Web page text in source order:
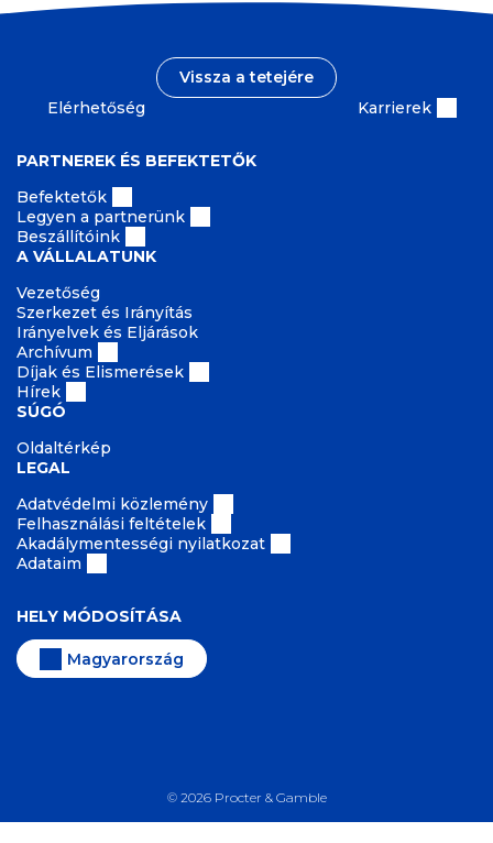
Vissza a tetejére
Elérhetőség
Karrierek
PARTNEREK ÉS BEFEKTETŐK
Befektetők
Legyen a partnerünk
Beszállítóink
A VÁLLALATUNK
Vezetőség
Szerkezet és Irányítás
Irányelvek és Eljárások
Archívum
Díjak és Elismerések
Hírek
SÚGÓ
Oldaltérkép
LEGAL
Adatvédelmi közlemény
Felhasználási feltételek
Akadálymentességi nyilatkozat
Adataim
HELY MÓDOSÍTÁSA
Magyarország
© 2026Procter & Gamble